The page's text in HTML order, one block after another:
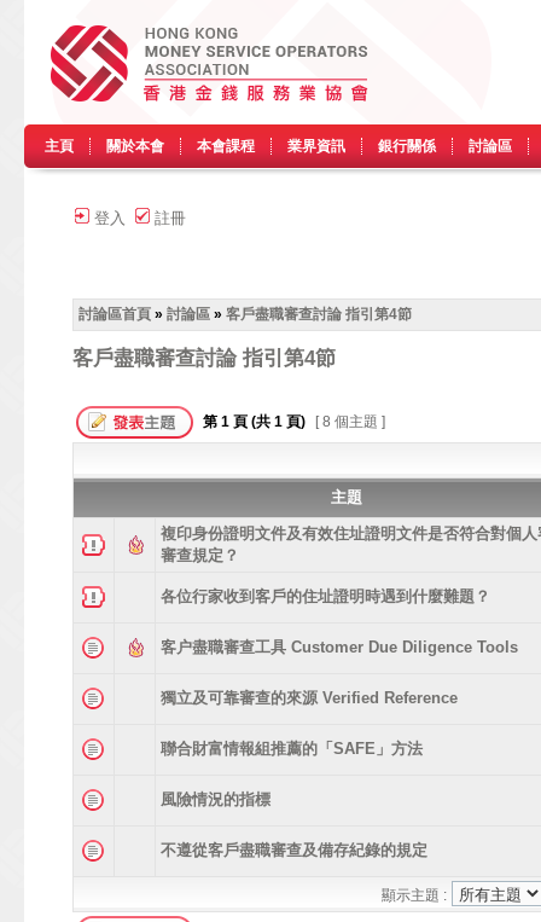
主頁 關於本會 本會課程 業界資訊 銀行關係 討論區
登入 註冊
討論區首頁 » 討論區 » 客戶盡職審查討論 指引第4節
客戶盡職審查討論 指引第4節
第 1 頁 (共 1 頁) [ 8 個主題 ]
主題
複印身份證明文件及有效住址證明文件是否符合對個
審查規定？
各位行家收到客戶的住址證明時遇到什麼難題？
客户盡職審查工具 Customer Due Diligence Tools
獨立及可靠審查的來源 Verified Reference
聯合財富情報組推薦的「SAFE」方法
風險情況的指標
不遵從客戶盡職審查及備存紀錄的規定
顯示主題 :